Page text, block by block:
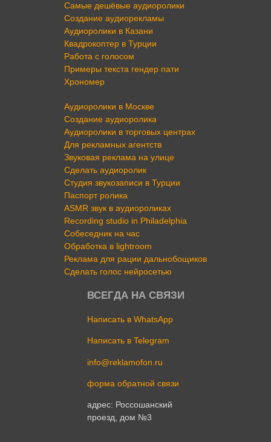
Самые дешёвые аудиоролики
Создание аудиорекламы
Аудиоролики в Казани
Квадрокоптер в Турции
Работа с голосом
Примеры текста гендер пати
Хрономер
Аудиоролики в Москве
Создание аудиоролика
Аудиоролики в торговых центрах
Для рекламных агентств
Звуковая реклама на улице
Сделать аудиоролик
Студия звукозаписи в Турции
Паспорт ролика
ASMR звук в аудиороликах
Recording studio in Philadelphia
Собеседник на час
Обработка в lightroom
Реклама для рации дальнобощиков
Сделать голос нейросетью
ВСЕГДА НА СВЯЗИ
Написать в WhatsApp
Написать в Telegram
info@reklamofon.ru
форма обратной связи
адрес: Россошанский
проезд, дом №3